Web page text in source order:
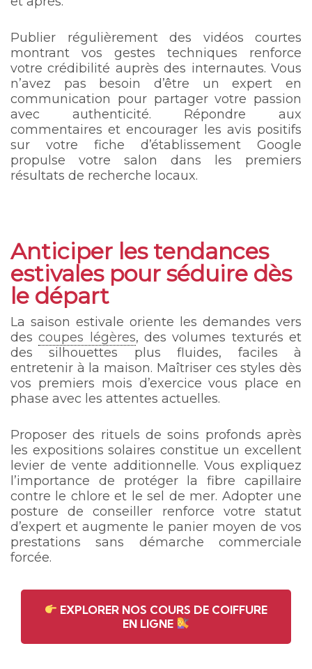
Publier régulièrement des vidéos courtes
montrant vos gestes techniques renforce
votre crédibilité auprès des internautes. Vous
n’avez pas besoin d’être un expert en
communication pour partager votre passion
avec authenticité. Répondre aux
commentaires et encourager les avis positifs
sur votre fiche d’établissement Google
propulse votre salon dans les premiers
résultats de recherche locaux.
Anticiper les tendances
estivales pour séduire dès
le départ
La saison estivale oriente les demandes vers
descoupes légères, des volumes texturés et
des silhouettes plus fluides, faciles à
entretenir à la maison. Maîtriser ces styles dès
vos premiers mois d’exercice vous place en
phase avec les attentes actuelles.
Proposer des rituels de soins profonds après
les expositions solaires constitue un excellent
levier de vente additionnelle. Vous expliquez
l’importance de protéger la fibre capillaire
contre le chlore et le sel de mer. Adopter une
posture de conseiller renforce votre statut
d’expert et augmente le panier moyen de vos
prestations sans démarche commerciale
forcée.
EXPLORER NOS COURS DE COIFFURE
EN LIGNE